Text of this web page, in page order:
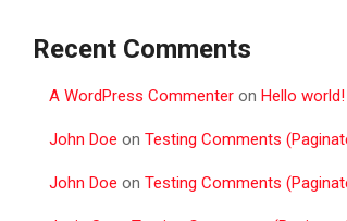
Recent Comments
A WordPress Commenter on Hello world!
John Doe on Testing Comments
John Doe on Testing Comments